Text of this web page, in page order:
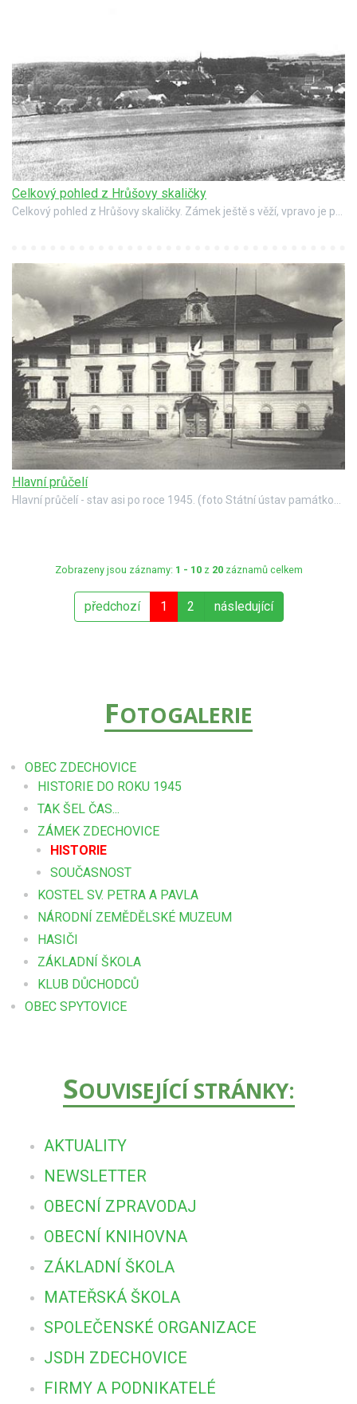
Celkový pohled z Hrůšovy skaličky
Hlavní průčelí
Zobrazeny jsou záznamy: 1 - 10z 20záznamů celkem
předchozí 1 2 následující
FOTOGALERIE
OBEC ZDECHOVICE
HISTORIE DO ROKU 1945
TAK ŠEL ČAS...
ZÁMEK ZDECHOVICE
HISTORIE
SOUČASNOST
KOSTEL SV. PETRA A PAVLA
NÁRODNÍ ZEMĚDĚLSKÉ MUZEUM
HASIČI
ZÁKLADNÍ ŠKOLA
KLUB DŮCHODCŮ
OBEC SPYTOVICE
SOUVISEJÍCÍ STRÁNKY:
AKTUALITY
NEWSLETTER
OBECNÍ ZPRAVODAJ
OBECNÍ KNIHOVNA
ZÁKLADNÍ ŠKOLA
MATEŘSKÁ ŠKOLA
SPOLEČENSKÉ ORGANIZACE
JSDH ZDECHOVICE
FIRMY A PODNIKATELÉ